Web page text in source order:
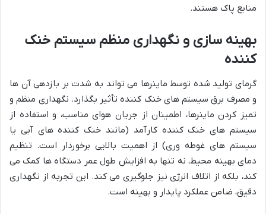
منابع پاک هستند.
بهینه سازی و نگهداری منظم سیستم خنک
کننده
گرمای تولید شده توسط ماینرها می تواند به شدت بر بازدهی آن ها
و مصرف برق سیستم های خنک کننده تأثیر بگذارد. نگهداری منظم و
تمیز کردن ماینرها، اطمینان از جریان هوای مناسب، و استفاده از
سیستم های خنک کننده کارآمد (مانند خنک کننده های آبی یا
سیستم های غوطه وری) از اهمیت بالایی برخوردار است. تنظیم
دمای بهینه محیط، نه تنها به افزایش طول عمر دستگاه ها کمک می
کند، بلکه از اتلاف انرژی نیز جلوگیری می کند. این تجربه از نگهداری
دقیق، ضامن عملکرد پایدار و بهینه است.